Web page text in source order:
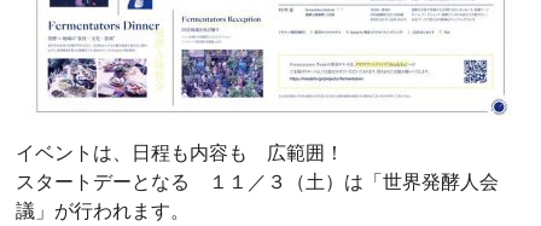
イベントは、日程も内容も 広範囲！
スタートデーとなる １１／３（土）は「世界発酵人会
議」が行われます。